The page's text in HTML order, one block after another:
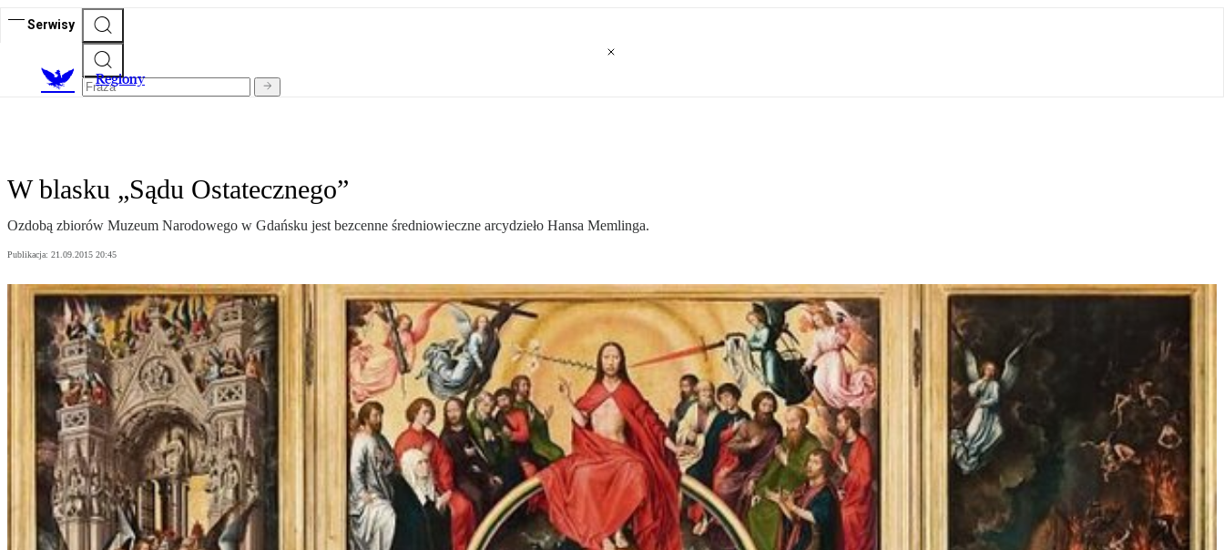
Serwisy
Regiony
W blasku „Sądu Ostatecznego”
Ozdobą zbiorów Muzeum Narodowego w Gdańsku jest bezcenne średniowieczne arcydzieło Hansa Memlinga.
Publikacja: 21.09.2015 20:45